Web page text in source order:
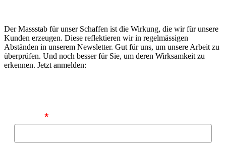
Der Massstab für unser Schaffen ist die Wirkung, die wir für unsere
Kunden erzeugen. Diese reflektieren wir in regelmässigen
Abständen in unserem Newsletter. Gut für uns, um unsere Arbeit zu
überprüfen. Und noch besser für Sie, um deren Wirksamkeit zu
erkennen. Jetzt anmelden:
*